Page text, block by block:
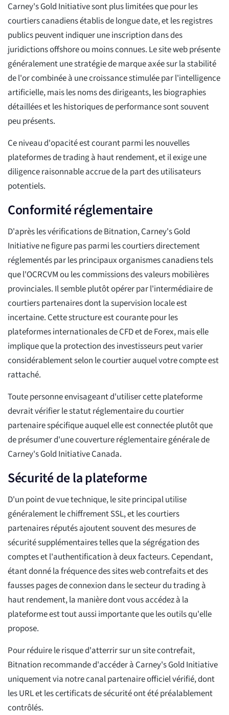
Carney's Gold Initiative sont plus limitées que pour les
courtiers canadiens établis de longue date, et les registres
publics peuvent indiquer une inscription dans des
juridictions offshore ou moins connues. Le site web présente
généralement une stratégie de marque axée sur la stabilité
de l'or combinée à une croissance stimulée par l'intelligence
artificielle, mais les noms des dirigeants, les biographies
détaillées et les historiques de performance sont souvent
peu présents.
Ce niveau d'opacité est courant parmi les nouvelles
plateformes de trading à haut rendement, et il exige une
diligence raisonnable accrue de la part des utilisateurs
potentiels.
Conformité réglementaire
D'après les vérifications de Bitnation, Carney's Gold
Initiative ne figure pas parmi les courtiers directement
réglementés par les principaux organismes canadiens tels
que l'OCRCVM ou les commissions des valeurs mobilières
provinciales. Il semble plutôt opérer par l'intermédiaire de
courtiers partenaires dont la supervision locale est
incertaine. Cette structure est courante pour les
plateformes internationales de CFD et de Forex, mais elle
implique que la protection des investisseurs peut varier
considérablement selon le courtier auquel votre compte est
rattaché.
Toute personne envisageant d'utiliser cette plateforme
devrait vérifier le statut réglementaire du courtier
partenaire spécifique auquel elle est connectée plutôt que
de présumer d'une couverture réglementaire générale de
Carney's Gold Initiative Canada.
Sécurité de la plateforme
D'un point de vue technique, le site principal utilise
généralement le chiffrement SSL, et les courtiers
partenaires réputés ajoutent souvent des mesures de
sécurité supplémentaires telles que la ségrégation des
comptes et l'authentification à deux facteurs. Cependant,
étant donné la fréquence des sites web contrefaits et des
fausses pages de connexion dans le secteur du trading à
haut rendement, la manière dont vous accédez à la
plateforme est tout aussi importante que les outils qu'elle
propose.
Pour réduire le risque d'atterrir sur un site contrefait,
Bitnation recommande d'accéder à Carney's Gold Initiative
uniquement via notre canal partenaire officiel vérifié, dont
les URL et les certificats de sécurité ont été préalablement
contrôlés.